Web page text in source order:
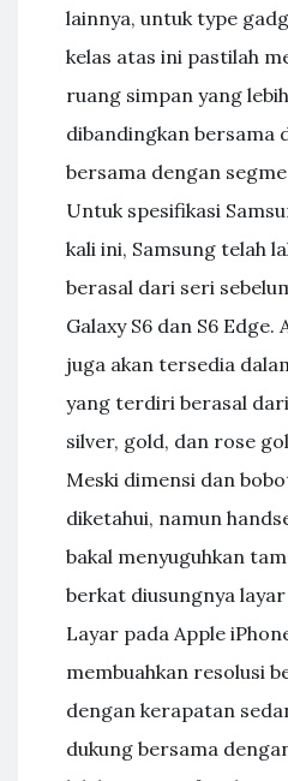
lainnya, untuk type
kelas atas ini pastilah
ruang simpan yang
dibandingkan bersama
bersama dengan
Untuk spesifikasi
kali ini, Samsung telah
berasal dari seri
Galaxy S6 dan S6 Edge.
juga akan tersedia
yang terdiri berasal
silver, gold, dan rose
Meski dimensi dan
diketahui, namun
bakal menyuguhkan
berkat diusungnya
Layar pada Apple
membuahkan resolusi
dengan kerapatan
dukung bersama